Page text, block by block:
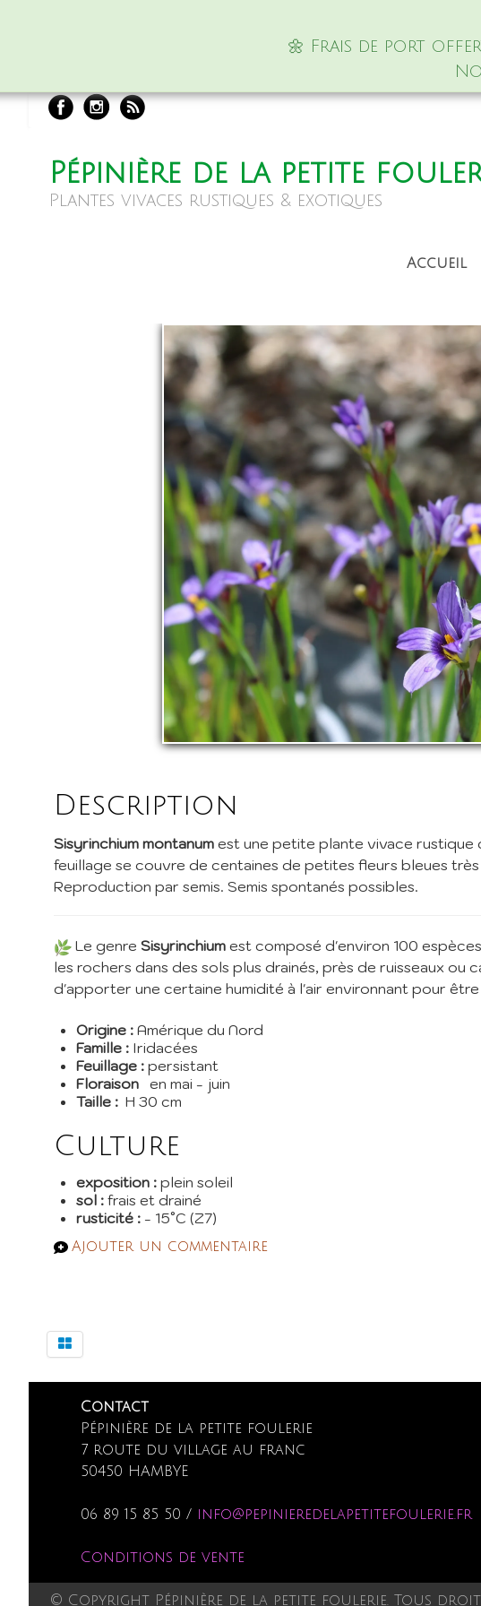
🌼 Frais de port
Pépinière de la petite
Plantes vivaces rustiques & exotiques
Accueil
Description
Sisyrinchium montanum est une petite plante vivace rustique
feuillage se couvre de centaines de petites fleurs bleues très
Reproduction par semis. Semis spontanés possibles.
Le genre Sisyrinchium est composé d'environ 100
les rochers dans des sols plus drainés, près de ruisseaux
d'apporter une certaine humidité à l'air environnant pour
Origine : Amérique du Nord
Famille : Iridacées
Feuillage : persistant
Floraison en mai - juin
Taille : H 30 cm
Culture
exposition : plein soleil
sol : frais et drainé
rusticité : - 15°C (Z7)
Ajouter un commentaire
Contact
Pépinière de la petite foulerie
7 route du village au franc
50450 HAMBYE
06 89 15 85 50 / info@pepinieredelapetitefoulerie.fr
Conditions de vente
© Copyright Pépinière de la petite foulerie. Tous
Inscrivez vous à
EMail :
Je m'abonne